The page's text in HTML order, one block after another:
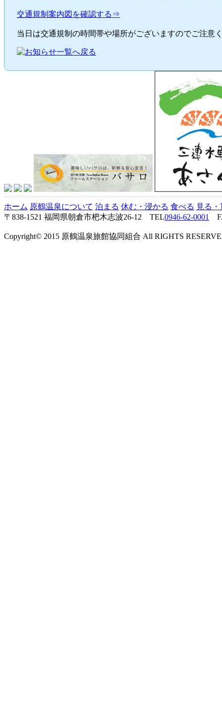
交通規制案内図を確認する⇒
当日は交通規制の時間帯や場所がございますのでご注意
ホーム 原鶴温泉について 泊まる 休む・浸かる 食べる 見る
〒838-1521 福岡県朝倉市杷木志波26-12 TEL0946-62-0001
Copyright© 2015 原鶴温泉旅館協同組合 All RIGHTS